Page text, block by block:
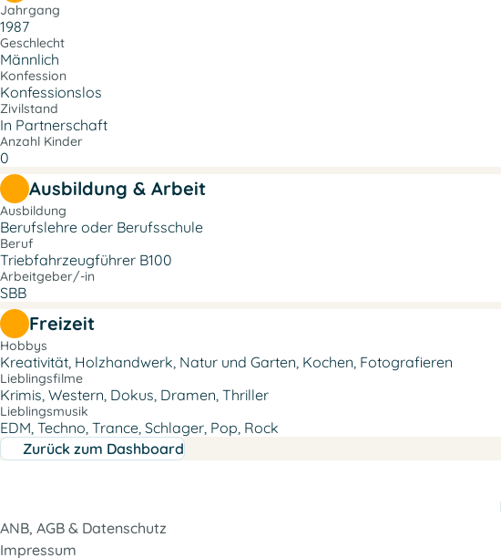
Jahrgang
1987
Geschlecht
Männlich
Konfession
Konfessionslos
Zivilstand
In Partnerschaft
Anzahl Kinder
0
Ausbildung & Arbeit
Ausbildung
Berufslehre oder Berufsschule
Beruf
Triebfahrzeugführer B100
Arbeitgeber/-in
SBB
Freizeit
Hobbys
Kreativität, Holzhandwerk, Natur und Garten, Kochen, Fotografieren
Lieblingsfilme
Lieblingsmusik
EDM, Techno, Trance, Schlager, Pop, Rock
Zurück zum Dashboard
ANB, AGB & Datenschutz
Impressum